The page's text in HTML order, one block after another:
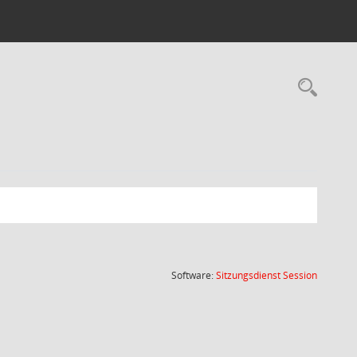
Software:SitzungsdienstSession(Wird in